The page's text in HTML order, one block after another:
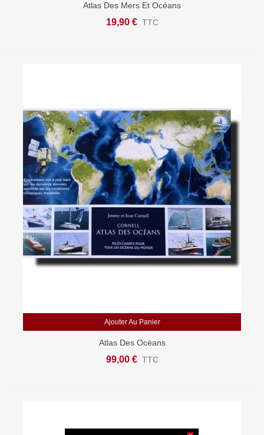
Atlas Des Mers Et Océans
19,90 € TTC
Ajouter Au Panier
Atlas Des Océans
99,00 € TTC